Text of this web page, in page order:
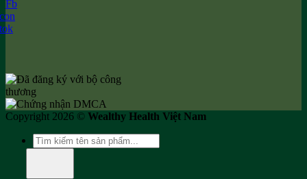
Copyright 2026 © Wealthy Health Việt Nam
Tìm
kiếm: